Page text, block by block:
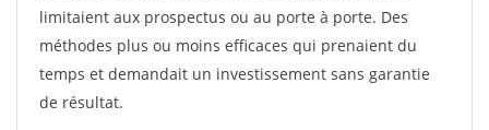
limitaient aux prospectus ou au porte à porte. Des
méthodes plus ou moins efficaces qui prenaient du
temps et demandait un investissement sans garantie
de résultat.